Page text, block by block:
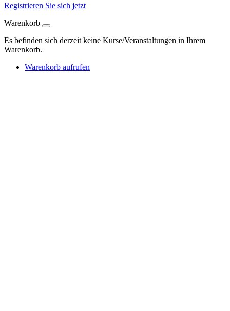
Registrieren Sie sich jetzt
Warenkorb
Es befinden sich derzeit keine Kurse/Veranstaltungen in Ihrem
Warenkorb.
Warenkorb aufrufen